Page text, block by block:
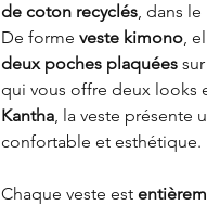
de coton recyclés, dans
De forme veste kimono,
deux poches plaquées
qui vous offre deux looks
Kantha, la veste présente
confortable et esthétique.
Chaque veste est